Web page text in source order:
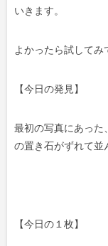
いきます。
よかったら試してみ
【今日の発見】
最初の写真にあった
の置き石がずれて並
【今日の１枚】